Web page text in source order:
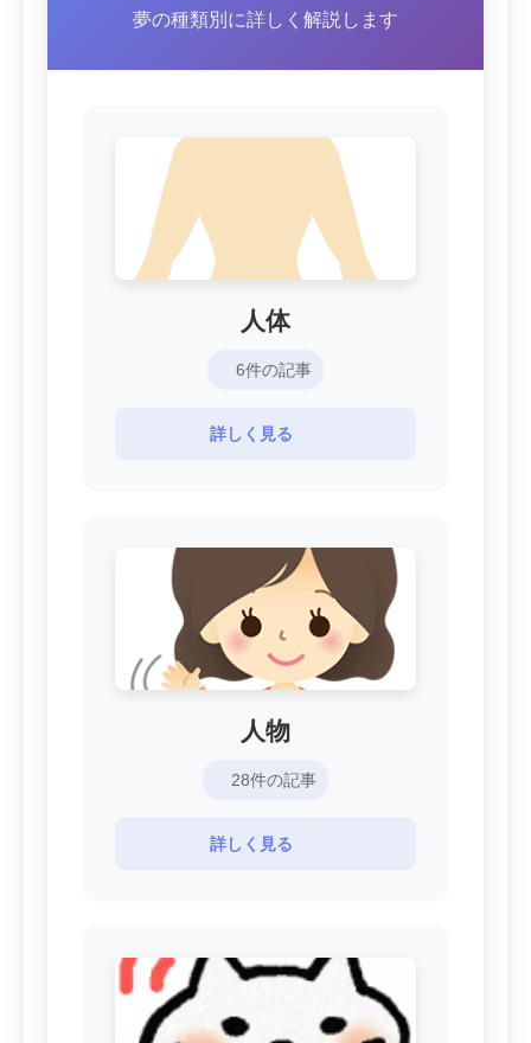
夢の種類別に詳しく解説します
人体
6件の記事
詳しく見る
人物
28件の記事
詳しく見る